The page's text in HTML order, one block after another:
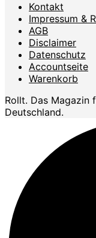
Kontakt
Impressum &
AGB
Disclaimer
Datenschutz
Accountseite
Warenkorb
Rollt. Das Magazin
Deutschland.